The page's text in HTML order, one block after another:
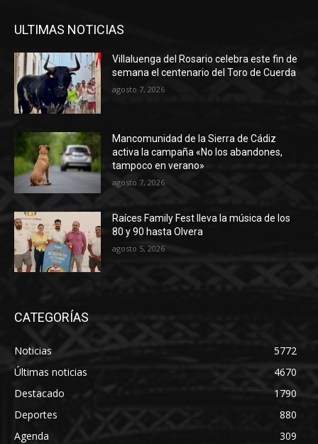
ULTIMAS NOTICIAS
Villaluenga del Rosario celebra este fin de
semana el centenario del Toro de Cuerda
agosto 7, 2026
Mancomunidad de la Sierra de Cádiz
activa la campaña «No los abandones,
tampoco en verano»
agosto 7, 2026
Raíces Family Fest lleva la música de los
80 y 90 hasta Olvera
agosto 5, 2026
CATEGORÍAS
Noticias
5772
Últimas noticias
4670
Destacado
1790
Deportes
880
Agenda
309